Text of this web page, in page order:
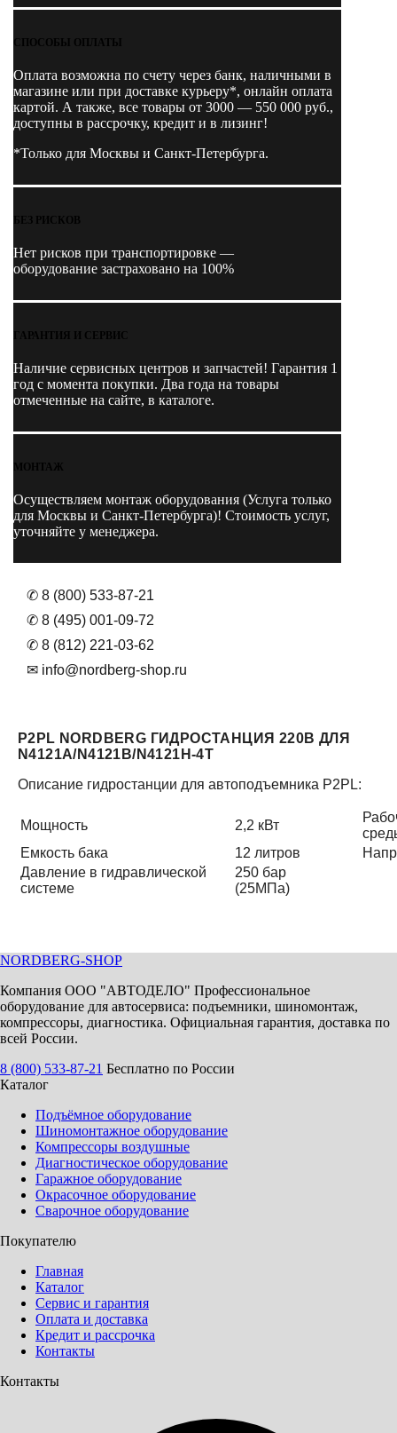
СПОСОБЫ ОПЛАТЫ
Оплата возможна по счету через банк, наличными в
магазине или при доставке курьеру*, онлайн оплата
картой. А также, все товары от 3000 — 550 000 руб.,
доступны в рассрочку, кредит и в лизинг!
*Только для Москвы и Санкт-Петербурга.
БЕЗ РИСКОВ
Нет рисков при транспортировке —
оборудование застраховано на 100%
ГАРАНТИЯ И СЕРВИС
Наличие сервисных центров и запчастей! Гарантия 1
год с момента покупки. Два года на товары
отмеченные на сайте, в каталоге.
МОНТАЖ
Осуществляем монтаж оборудования (Услуга только
для Москвы и Санкт-Петербурга)! Стоимость услуг,
уточняйте у менеджера.
✆ 8 (800) 533-87-21
✆ 8 (495) 001-09-72
✆ 8 (812) 221-03-62
✉ info@nordberg-shop.ru
P2PL NORDBERG ГИДРОСТАНЦИЯ 220В ДЛЯ
N4121A/N4121B/N4121H-4T
Описание гидростанции для автоподъемника P2PL:
Мощность 2,2 кВт
Емкость бака
12 литров
Давление в гидравлической
системе
250 бар
(25МПа)
NORDBERG-SHOP
Компания ООО "АВТОДЕЛО" Профессиональное
оборудование для автосервиса: подъемники, шиномонтаж,
компрессоры, диагностика. Официальная гарантия, доставка по
всей России.
8 (800) 533-87-21 Бесплатно по России
Каталог
Подъёмное оборудование
Шиномонтажное оборудование
Компрессоры воздушные
Диагностическое оборудование
Гаражное оборудование
Окрасочное оборудование
Сварочное оборудование
Покупателю
Главная
Каталог
Сервис и гарантия
Оплата и доставка
Кредит и рассрочка
Контакты
Контакты